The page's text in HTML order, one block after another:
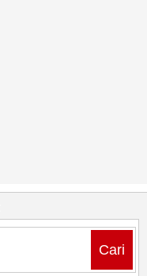
Cari